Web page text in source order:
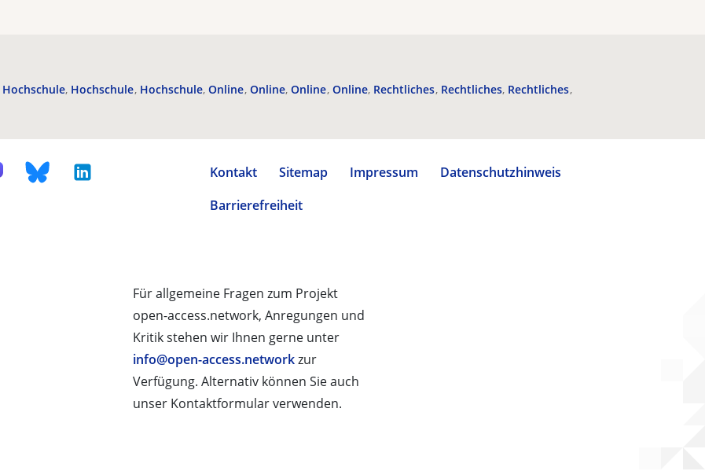
Hochschule Hochschule Hochschule Online Online Online Online Rechtliches Rechtliches Rechtliches
Kontakt Sitemap Impressum
Datenschutzhinweis
Barrierefreiheit
Für allgemeine Fragen zum Projekt
open-access.network, Anregungen und
Kritik stehen wir Ihnen gerne unter
info@open-access.networkzur
Verfügung. Alternativ können Sie auch
unser Kontaktformular verwenden.